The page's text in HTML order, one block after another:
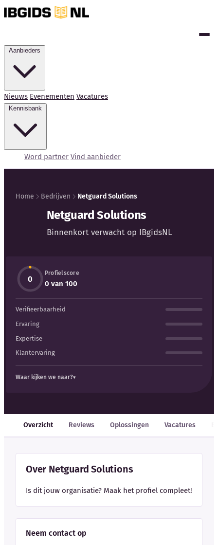
Nieuws Evenementen Vacatures
Word partner Vind aanbieder
Externe bronnen
Woordenboek
Auteurs
Home Bedrijven Netguard Solutions
Netguard Solutions
Binnenkort verwacht op IBgidsNL
0
Profielscore
0 van 100
Verifieerbaarheid
Ervaring
Expertise
Klantervaring
Waar kijken we naar?
Overzicht Reviews Oplossingen Vacatures
Over Netguard Solutions
Is dit jouw organisatie? Maak het profiel compleet!
Neem contact op